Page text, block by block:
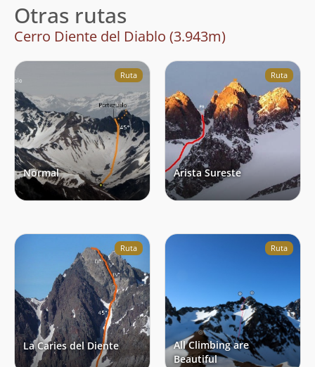
Otras rutas
Cerro Diente del Diablo (3.943m)
Ruta
Normal
Ruta
Arista Sureste
Ruta
La Caries del Diente
Ruta
All Climbing are
Beautiful